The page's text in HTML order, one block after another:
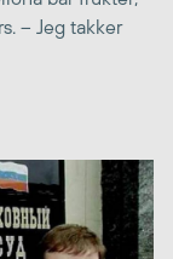
– Jeg takker